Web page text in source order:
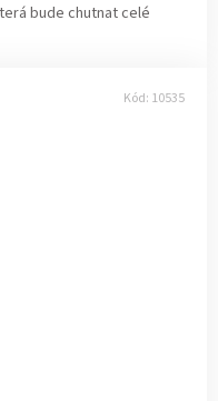
bude chutnat celé
Kód: 10535